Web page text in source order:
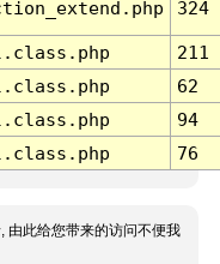
324
211
62
94
76
由此给您带来的访问不便我